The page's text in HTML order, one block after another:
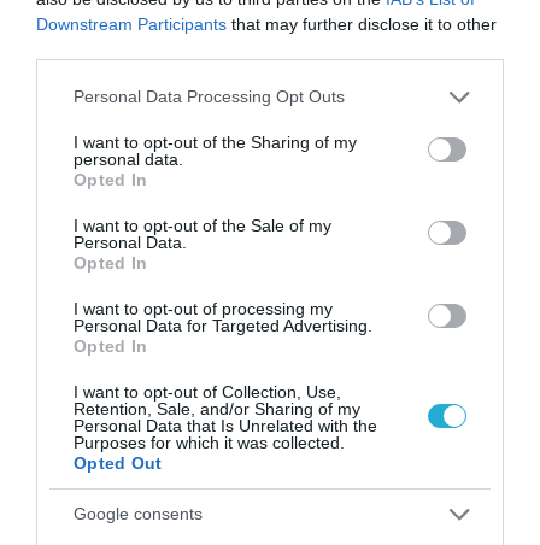
Downstream Participants that may further disclose it to other
Please note that this website/app uses one or more Google
not limited to your visit or usage behaviour. You may click to
grant or deny consent to Google and its third-party tags to
use your data for below specified purposes in below Google
consent section.
Personal Data Processing Opt Outs
I want to opt-out of the Sharing of my
personal data.
Opted In
I want to opt-out of the Sale of my
Personal Data.
Opted In
I want to opt-out of processing my
Personal Data for Targeted Advertising.
Opted In
I want to opt-out of Collection, Use,
Retention, Sale, and/or Sharing of my
Personal Data that Is Unrelated with the
Purposes for which it was collected.
Opted Out
Google consents